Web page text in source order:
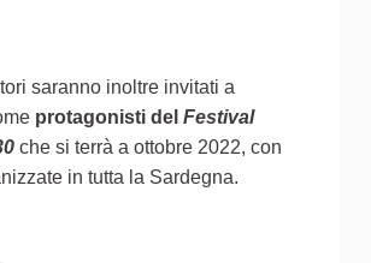
saranno inoltre invitati a
protagonisti del Festival
che si terrà a ottobre 2022, con
in tutta la Sardegna.